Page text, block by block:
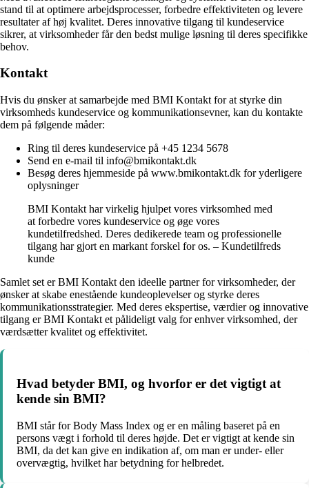
stand til at optimere arbejdsprocesser, forbedre effektiviteten og levere
resultater af høj kvalitet. Deres innovative tilgang til kundeservice
sikrer, at virksomheder får den bedst mulige løsning til deres specifikke
behov.
Kontakt
Hvis du ønsker at samarbejde med BMI Kontakt for at styrke din
virksomheds kundeservice og kommunikationsevner, kan du kontakte
dem på følgende måder:
Ring til deres kundeservice på +45 1234 5678
Send en e-mail til info@bmikontakt.dk
Besøg deres hjemmeside på www.bmikontakt.dk for yderligere
oplysninger
BMI Kontakt har virkelig hjulpet vores virksomhed med
at forbedre vores kundeservice og øge vores
kundetilfredshed. Deres dedikerede team og professionelle
tilgang har gjort en markant forskel for os. – Kundetilfreds
kunde
Samlet set er BMI Kontakt den ideelle partner for virksomheder, der
ønsker at skabe enestående kundeoplevelser og styrke deres
kommunikationsstrategier. Med deres ekspertise, værdier og innovative
tilgang er BMI Kontakt et pålideligt valg for enhver virksomhed, der
værdsætter kvalitet og effektivitet.
Hvad betyder BMI, og hvorfor er det vigtigt at
kende sin BMI?
BMI står for Body Mass Index og er en måling baseret på en
persons vægt i forhold til deres højde. Det er vigtigt at kende sin
BMI, da det kan give en indikation af, om man er under- eller
overvægtig, hvilket har betydning for helbredet.